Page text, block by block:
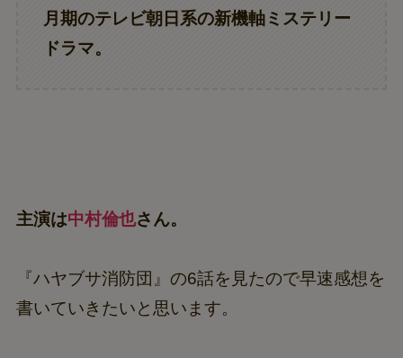
月期のテレビ朝日系の新機軸ミステリー
ドラマ。
主演は中村倫也さん。
『ハヤブサ消防団』の6話を見たので早速感想を
書いていきたいと思います。